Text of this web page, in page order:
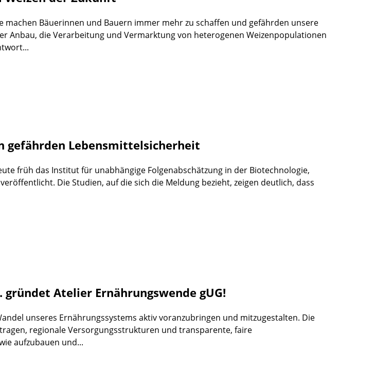
machen Bäuerinnen und Bauern immer mehr zu schaffen und gefährden unsere
Anbau, die Verarbeitung und Vermarktung von heterogenen Weizenpopulationen
gefährden Lebensmittelsicherheit
früh das Institut für unabhängige Folgenabschätzung in der Biotechnologie,
Die Studien, auf die sich die Meldung bezieht, zeigen deutlich, dass
gründet Atelier Ernährungswende gUG!
unseres Ernährungssystems aktiv voranzubringen und mitzugestalten. Die
regionale Versorgungsstrukturen und transparente, faire
aufzubauen und...